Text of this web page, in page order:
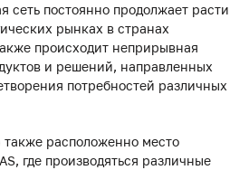
сеть постоянно продолжает расти
рынках в странах
происходит неприрывная
и решений, направленных
потребностей различных
также расположенно место
где производяться различные